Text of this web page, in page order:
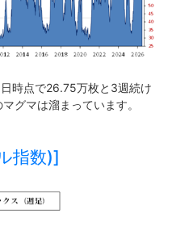
時点で26.75万枚と3週続け
グマは溜まっています。
指数)]